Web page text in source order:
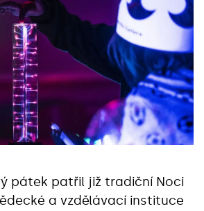
pátek patřil již tradiční Noci
a vzdělávací instituce